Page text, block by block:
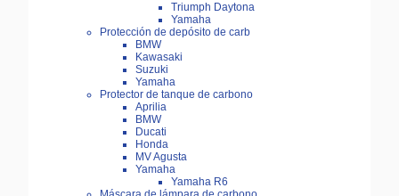
Triumph Daytona
Yamaha
Protección de depósito de carb
BMW
Kawasaki
Suzuki
Yamaha
Protector de tanque de carbono
Aprilia
BMW
Ducati
Honda
MV Agusta
Yamaha
Yamaha R6